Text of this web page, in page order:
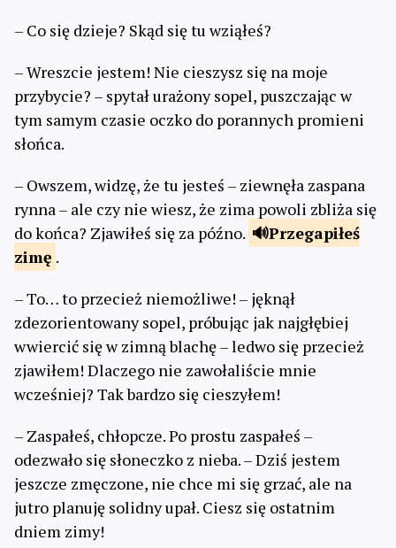
– Co się dzieje? Skąd się tu wziąłeś?
– Wreszcie jestem! Nie cieszysz się na moje
przybycie? – spytał urażony sopel, puszczając w
tym samym czasie oczko do porannych promieni
słońca.
– Owszem, widzę, że tu jesteś – ziewnęła zaspana
rynna – ale czy nie wiesz, że zima powoli zbliża się
do końca? Zjawiłeś się za późno.
Przegapiłeś
zimę .
– To… to przecież niemożliwe! – jęknął
zdezorientowany sopel, próbując jak najgłębiej
wwiercić się w zimną blachę – ledwo się przecież
zjawiłem! Dlaczego nie zawołaliście mnie
wcześniej? Tak bardzo się cieszyłem!
– Zaspałeś, chłopcze. Po prostu zaspałeś –
odezwało się słoneczko z nieba. – Dziś jestem
jeszcze zmęczone, nie chce mi się grzać, ale na
jutro planuję solidny upał. Ciesz się ostatnim
dniem zimy!